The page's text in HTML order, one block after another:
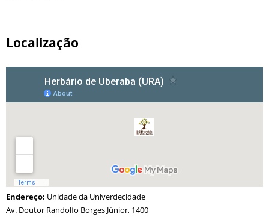
Localização
Endereço: Unidade da Univerdecidade
Av. Doutor Randolfo Borges Júnior, 1400